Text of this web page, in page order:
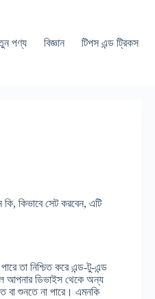
পণ্য বিজ্ঞান টিপস এন্ড ট্রিকস
কি, কিভাবে সেট করবেন, এটি
তা নিশ্চিত করে এন্ড-টু-এন্ড
আপনার ডিভাইস থেকে অন্য
শুনতে না পারে। এমনকি